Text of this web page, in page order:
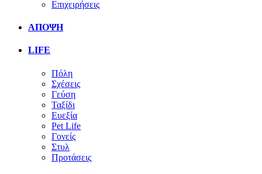
Επιχειρήσεις
ΑΠΟΨΗ
LIFE
Πόλη
Σχέσεις
Γεύση
Ταξίδι
Ευεξία
Pet Life
Γονείς
Στυλ
Προτάσεις